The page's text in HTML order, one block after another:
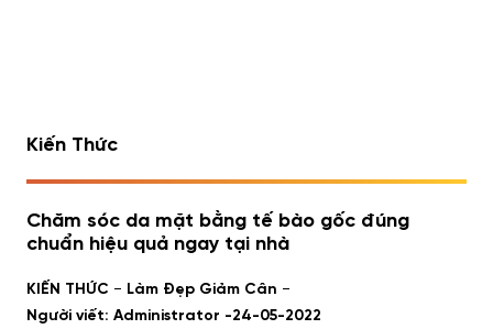
Kiến Thức
Chăm sóc da mặt bằng tế bào gốc đúng
chuẩn hiệu quả ngay tại nhà
KIẾN THỨC - Làm Đẹp Giảm Cân -
Người viết: Administrator -24-05-2022